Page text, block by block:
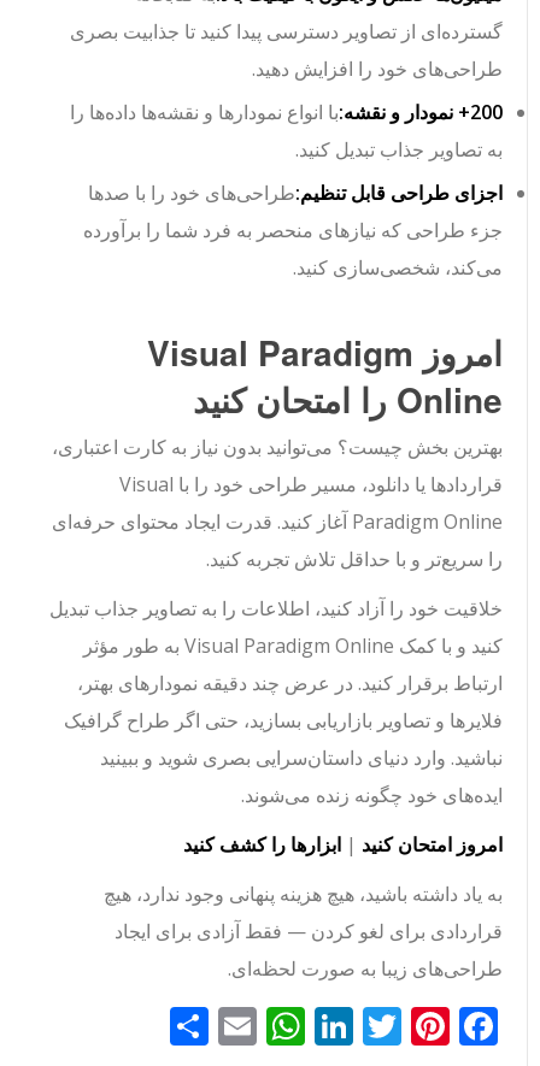
گسترده‌ای از تصاویر دسترسی پیدا کنید تا جذابیت بصری
طراحی‌های خود را افزایش دهید.
200+ نمودار و نقشه:
با انواع نمودارها و نقشه‌ها داده‌ها را
به تصاویر جذاب تبدیل کنید.
اجزای طراحی قابل تنظیم:طراحی‌های خود را با صدها
جزء طراحی که نیازهای منحصر به فرد شما را برآورده
می‌کند، شخصی‌سازی کنید.
امروز Visual Paradigm
Online را امتحان کنید
بهترین بخش چیست؟ می‌توانید بدون نیاز به کارت اعتباری،
قراردادها یا دانلود، مسیر طراحی خود را با Visual
Paradigm Online آغاز کنید. قدرت ایجاد محتوای حرفه‌ای
را سریع‌تر و با حداقل تلاش تجربه کنید.
خلاقیت خود را آزاد کنید، اطلاعات را به تصاویر جذاب تبدیل
کنید و با کمک Visual Paradigm Online به طور مؤثر
ارتباط برقرار کنید. در عرض چند دقیقه نمودارهای بهتر،
فلایرها و تصاویر بازاریابی بسازید، حتی اگر طراح گرافیک
نباشید. وارد دنیای داستان‌سرایی بصری شوید و ببینید
ایده‌های خود چگونه زنده می‌شوند.
امروز امتحان کنید| ابزارها را کشف کنید
به یاد داشته باشید، هیچ هزینه پنهانی وجود ندارد، هیچ
قراردادی برای لغو کردن — فقط آزادی برای ایجاد
طراحی‌های زیبا به صورت لحظه‌ای.
Facebook
Pinterest
Twitter
LinkedIn
WhatsApp
Emailاشتراک